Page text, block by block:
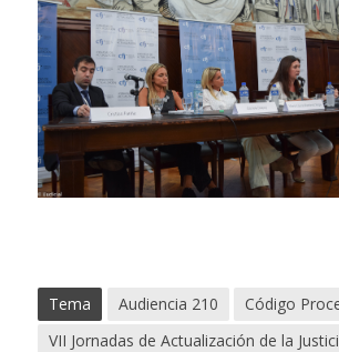
Tema Audiencia 210 Código
VII Jornadas de Actualización de la